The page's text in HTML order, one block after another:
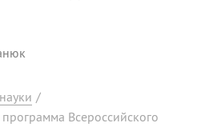
/
Всероссийского